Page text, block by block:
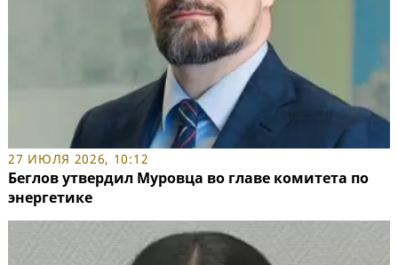
27 ИЮЛЯ 2026, 10:12
Беглов утвердил Муровца во главе комитета по
энергетике